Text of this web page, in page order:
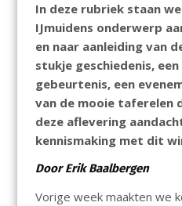
e
b
o
o
k
at
s
A
p
p
k
e
dI
n
In deze rubriek staan
IJmuidens onderwerp
en naar aanleiding van
stukje geschiedenis,
gebeurtenis, een
van de mooie taferelen
deze aflevering
kennismaking met dit
Door Erik Baalbergen
Vorige week maakten we